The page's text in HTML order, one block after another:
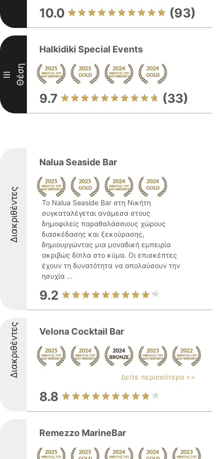
10.0 (93)
III Θέση
Halkidiki Special Events
9.7 (33)
Διακριθέντες
Nalua Seaside Bar
Το Nalua Seaside Bar στη Νικήτη
συγκαταλέγεται ανάμεσα στους
δημοφιλείς παραθαλάσσιους χώρους
διασκέδασης και ξεκούρασης,
δημιουργώντας μια μοναδική εμπειρία
ακριβώς δίπλα στο κύμα. Οι επισκέπτες
έχουν τη δυνατότητα να απολαύσουν την
ησυχία ...
9.2
Διακριθέντες Velona Cocktail Bar
Δείτε περισσότερα >>
8.8
Remezzo MarineBar